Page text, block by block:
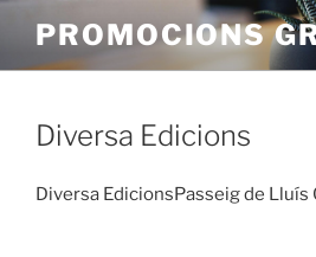
contingut
PROMOCIONS
Diversa Edicions
Diversa EdicionsPasseig de Lluís